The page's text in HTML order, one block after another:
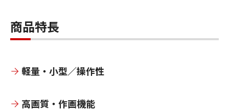
商品特長
軽量・小型／操作性
高画質・作画機能